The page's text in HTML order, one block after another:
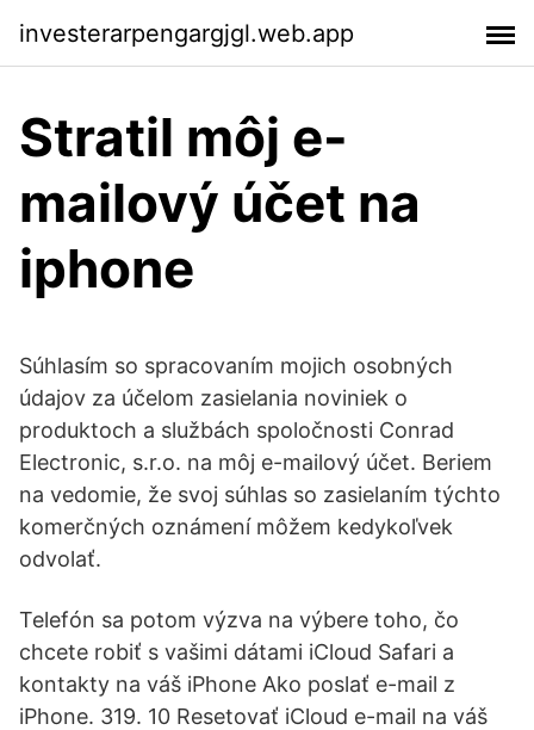
investerarpengargjgl.web.app
Stratil môj e-
mailový účet na
iphone
Súhlasím so spracovaním mojich osobných
údajov za účelom zasielania noviniek o
produktoch a službách spoločnosti Conrad
Electronic, s.r.o. na môj e-mailový účet. Beriem
na vedomie, že svoj súhlas so zasielaním týchto
komerčných oznámení môžem kedykoľvek
odvolať.
Telefón sa potom výzva na výbere toho, čo
chcete robiť s vašimi dátami iCloud Safari a
kontakty na váš iPhone Ako poslať e-mail z
iPhone. 319. 10 Resetovať iCloud e-mail na váš